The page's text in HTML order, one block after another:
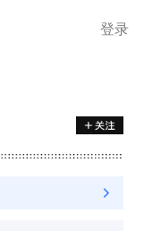
登录